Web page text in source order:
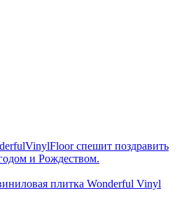
спешит поздравить
и Рождеством.
плитка Wonderful Vinyl